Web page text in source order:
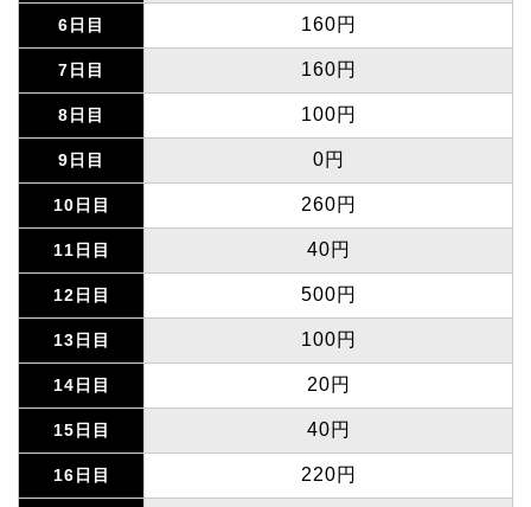
6日目 160円
7日目 160円
8日目 100円
9日目 0円
10日目 260円
11日目 40円
12日目 500円
13日目 100円
14日目 20円
15日目 40円
16日目 220円